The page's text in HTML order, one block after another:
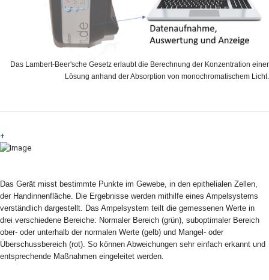
Das Lambert-Beer'sche Gesetz erlaubt die Berechnung der Konzentration einer
Lösung anhand der Absorption von monochromatischem Licht.
+
Das Gerät misst bestimmte Punkte im Gewebe, in den epithelialen Zellen,
der Handinnenfläche. Die Ergebnisse werden mithilfe eines Ampelsystems
verständlich dargestellt. Das Ampelsystem teilt die gemessenen Werte in
drei verschiedene Bereiche: Normaler Bereich (grün), suboptimaler Bereich
ober- oder unterhalb der normalen Werte (gelb) und Mangel- oder
Überschussbereich (rot). So können Abweichungen sehr einfach erkannt und
entsprechende Maßnahmen eingeleitet werden.